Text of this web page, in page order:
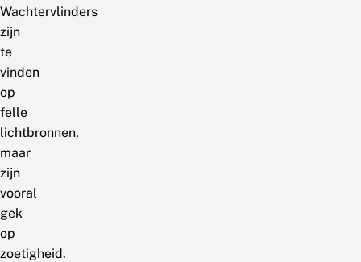
Wachtervlinders
zijn
te
vinden
op
felle
lichtbronnen,
maar
zijn
vooral
gek
op
zoetigheid.